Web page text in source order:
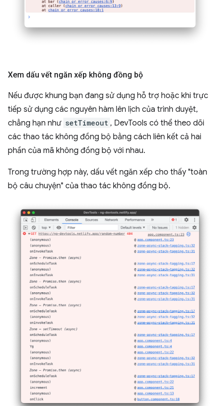
Xem dấu vết ngăn xếp không đồng bộ
Nếu được khung bạn đang sử dụng hỗ trợ hoặc khi trực
tiếp sử dụng các nguyên hàm lên lịch của trình duyệt,
chẳng hạn như setTimeout , DevTools có thể theo dõi
các thao tác không đồng bộ bằng cách liên kết cả hai
phần của mã không đồng bộ với nhau.
Trong trường hợp này, dấu vết ngăn xếp cho thấy "toàn
bộ câu chuyện" của thao tác không đồng bộ.